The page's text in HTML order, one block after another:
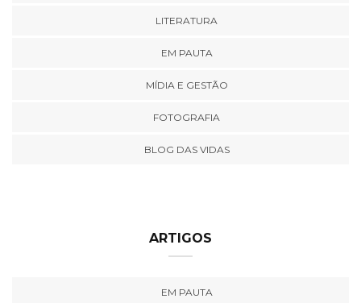
LITERATURA
EM PAUTA
MÍDIA E GESTÃO
FOTOGRAFIA
BLOG DAS VIDAS
ARTIGOS
EM PAUTA